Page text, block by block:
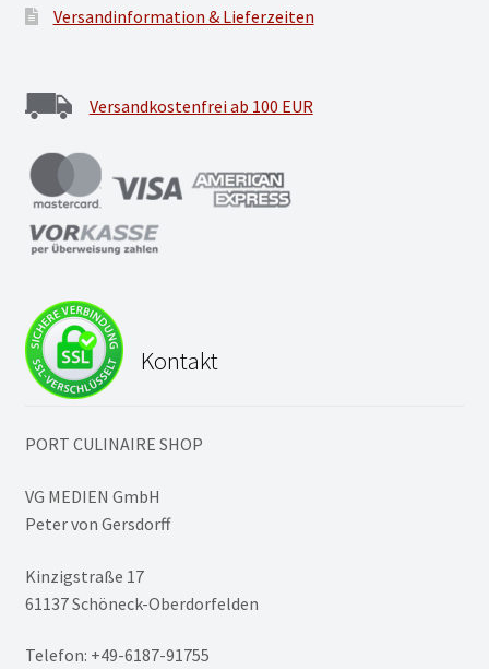
Versandinformation & Lieferzeiten
Versandkostenfrei ab 100 EUR
Kontakt
PORT CULINAIRE SHOP
VG MEDIEN GmbH
Peter von Gersdorff
Kinzigstraße 17
61137 Schöneck-Oberdorfelden
Telefon: +49-6187-91755